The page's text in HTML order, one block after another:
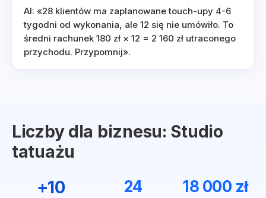
AI: «28 klientów ma zaplanowane touch-upy 4-6
tygodni od wykonania, ale 12 się nie umówiło. To
średni rachunek 180 zł × 12 = 2 160 zł utraconego
przychodu. Przypomnij».
Liczby dla biznesu: Studio
tatuażu
+10
24 18 000 zł